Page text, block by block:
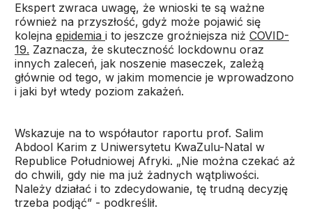
Ekspert zwraca uwagę, że wnioski te są ważne
również na przyszłość, gdyż może pojawić się
kolejna epidemia i to jeszcze groźniejsza niż COVID-
19. Zaznacza, że skuteczność lockdownu oraz
innych zaleceń, jak noszenie maseczek, zależą
głównie od tego, w jakim momencie je wprowadzono
i jaki był wtedy poziom zakażeń.
Wskazuje na to współautor raportu prof. Salim
Abdool Karim z Uniwersytetu KwaZulu-Natal w
Republice Południowej Afryki. „Nie można czekać aż
do chwili, gdy nie ma już żadnych wątpliwości.
Należy działać i to zdecydowanie, tę trudną decyzję
trzeba podjąć” - podkreślił.